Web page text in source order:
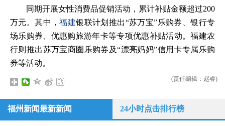
同期开展女性消费品促销活动，累计补贴金额超过200
万元。其中，福建银联计划推出“苏万宝”乐购券、银行专
场乐购券、优惠购旅游年卡等专项优惠补贴活动。福建农
行则推出苏万宝商圈乐购券及“漂亮妈妈”信用卡专属乐购
券等活动。
(责任编辑：赵睿)
福州新闻最新新闻 24小时点击排行榜